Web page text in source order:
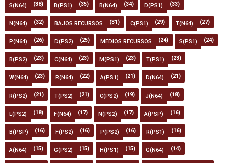
S(N64) (38) B(PS1) (35) B(N64) (34) D(PS1) (33)
N(N64) (32) BAJOS RECURSOS (31) C(PS1) (29) T(N64) (27)
P(N64) (26) D(PS2) (25) MEDIOS RECURSOS (24) S(PS1) (24)
B(PS2) (23) C(N64) (23) M(PS1) (23) T(PS1) (23)
W(N64) (23) R(N64) (22) A(PS1) (21) D(N64) (21)
R(PS2) (21) T(PS2) (21) C(PS2) (19) J(N64) (18)
L(PS2) (18) F(N64) (17) N(PS2) (17) A(PSP) (16)
B(PSP) (16) F(PS2) (16) P(PS2) (16) R(PS1) (16)
A(N64) (15) G(PS2) (15) H(PS1) (15) G(N64) (14)